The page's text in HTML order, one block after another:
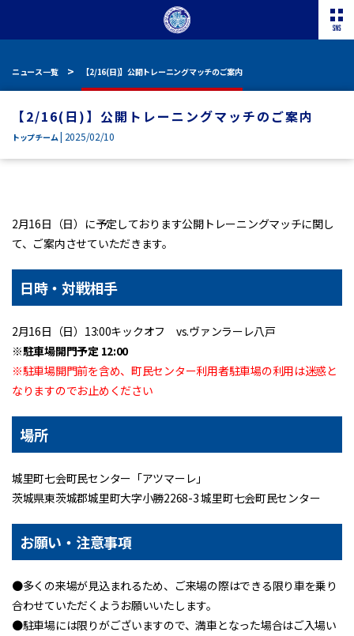
ニュース一覧 【2/16(日)】公開トレーニングマッチのご案内
【2/16(日)】公開トレーニングマッチのご案内
トップチーム| 2025/02/10
2月16日（日）に予定しております公開トレーニングマッチに関し
て、ご案内させていただきます。
日時・対戦相手
2月16日（日）13:00キックオフ vs.ヴァンラーレ八戸
※駐車場開門予定 12:00
※駐車場開門前を含め、町民センター利用者駐車場の利用は迷惑と
なりますのでお止めください
場所
城里町七会町民センター「アツマーレ」
茨城県東茨城郡城里町大字小勝2268-3 城里町七会町民センター
お願い・注意事項
●多くの来場が見込まれるため、ご来場の際はできる限り車を乗り
合わせていただくようお願いいたします。
●駐車場には限りがございますので、満車となった場合はご入場い